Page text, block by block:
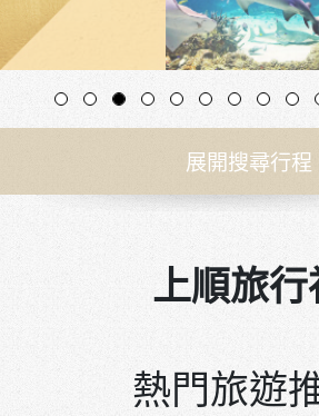
展開搜尋行程
上順旅行
熱門旅遊